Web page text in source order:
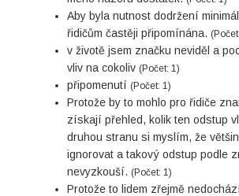
Aby byla nutnost dodržení
řidičům častěji připomínána.
v životě jsem značku neviděl a
vliv na cokoliv (Počet: 1)
připomenutí (Počet: 1)
Protože by to mohlo pro řidiče
získají přehled, kolik ten odstup
druhou stranu si myslím, že
ignorovat a takový odstup podle
nevyzkouší. (Počet: 1)
Protože to lidem zřejmě